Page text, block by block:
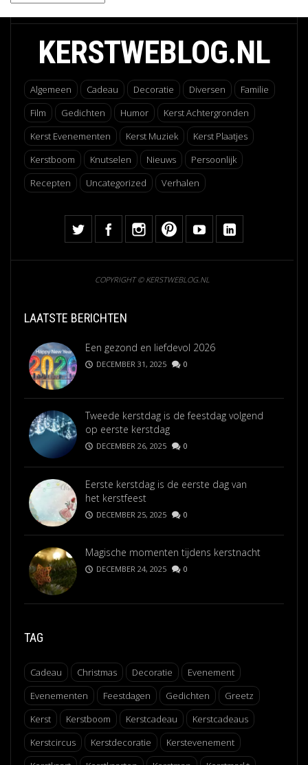
KERSTWEBLOG.NL
Algemeen Cadeau Decoratie Diversen
Familie
Film
Gedichten Humor
Kerst Achtergronden
Kerst Evenementen
Kerst Muziek
Kerst Plaatjes
Kerstboom
Knutselen Nieuws
Persoonlijk
Recepten
Uncategorized Verhalen
COPYRIGHT © KERSTWEBLOG.NL
LAATSTE BERICHTEN
Een gezond en liefdevol 2026
DECEMBER 31, 2025 0
Tweede kerstdag is de feestdag volgend
op eerste kerstdag
DECEMBER 26, 2025 0
Eerste kerstdag is de eerste dag van
het kerstfeest
DECEMBER 25, 2025 0
Magische momenten tijdens kerstnacht
DECEMBER 24, 2025 0
TAG
Cadeau Christmas Decoratie
Evenement
Evenementen
Feestdagen Gedichten
Greetz
Kerst
Kerstboom Kerstcadeau
Kerstcadeaus
Kerstcircus
Kerstdecoratie
Kerstevenement